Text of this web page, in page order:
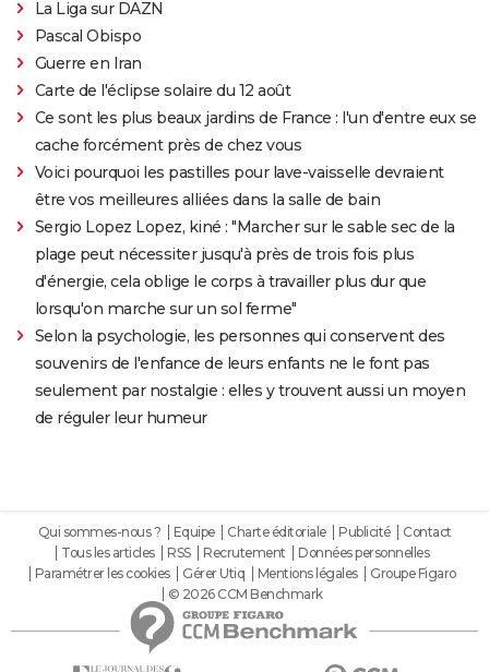
La Liga sur DAZN
Pascal Obispo
Guerre en Iran
Carte de l'éclipse solaire du 12 août
Ce sont les plus beaux jardins de France : l'un d'entre eux se
cache forcément près de chez vous
Voici pourquoi les pastilles pour lave-vaisselle devraient
être vos meilleures alliées dans la salle de bain
Sergio Lopez Lopez, kiné : "Marcher sur le sable sec de la
plage peut nécessiter jusqu'à près de trois fois plus
d'énergie, cela oblige le corps à travailler plus dur que
lorsqu'on marche sur un sol ferme"
Selon la psychologie, les personnes qui conservent des
souvenirs de l'enfance de leurs enfants ne le font pas
seulement par nostalgie : elles y trouvent aussi un moyen
de réguler leur humeur
Qui sommes-nous ? Equipe Charte éditoriale Publicité
Contact
Tous les articles
RSS Recrutement
Données personnelles
Paramétrer les cookies
Gérer Utiq Mentions légales
Groupe Figaro
© 2026 CCM Benchmark